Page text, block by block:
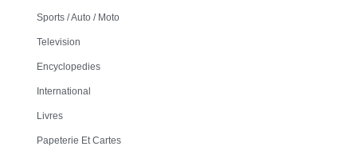
Sports / Auto / Moto
Television
Encyclopedies
International
Livres
Papeterie Et Cartes